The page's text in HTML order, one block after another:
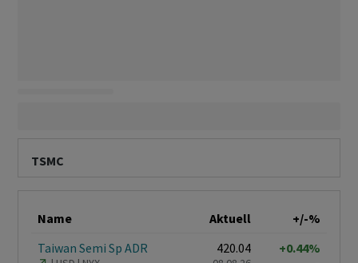
TSMC
Name Aktuell
+/-%
Taiwan Semi Sp ADR
420.04 +0.44%